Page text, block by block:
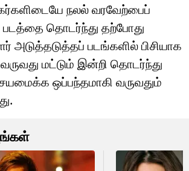
நலல் வரவேற்பைப்
படத்தை தொடர்ந்து தற்போது
அடுத்தடுத்தப் படங்களில் பிசியாக
மட்டும் இன்றி தொடர்ந்து
ஒப்பந்தமாகி வருவதும்